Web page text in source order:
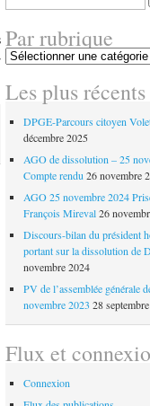
Par rubrique
Par
Les plus récents
DPGE-Parcours citoyen
décembre 2025
AGO de dissolution – 25
Compte rendu 26 novembre
AGO 25 novembre 2024
François Mireval 26
Discours-bilan du président
portant sur la dissolution de
novembre 2024
PV de l’assemblée générale
novembre 2023 28
Flux et
Connexion